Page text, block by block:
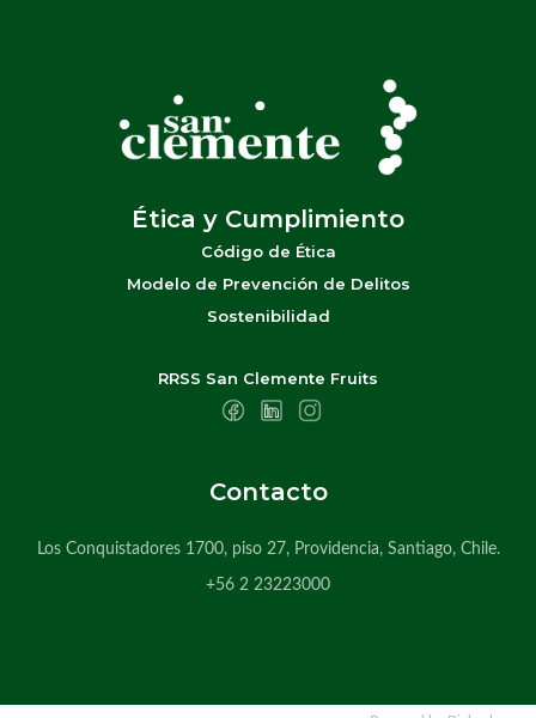
Ética y Cumplimiento
Código de Ética
Modelo de Prevención de Delitos
Sostenibilidad
RRSS San Clemente Fruits
Contacto
Los Conquistadores 1700, piso 27, Providencia, Santiago, Chile.
+56 2 23223000